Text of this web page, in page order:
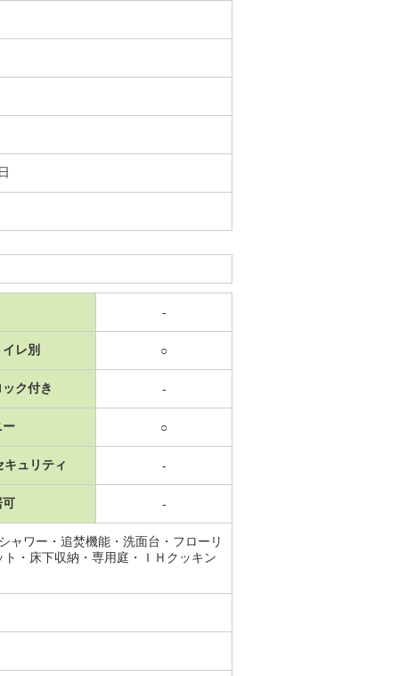
-
レ別 ○
ク付き -
ー ○
キュリティ -
可 -
ャワー・追焚機能・洗面台・フローリ
・床下収納・専用庭・ＩＨクッキン